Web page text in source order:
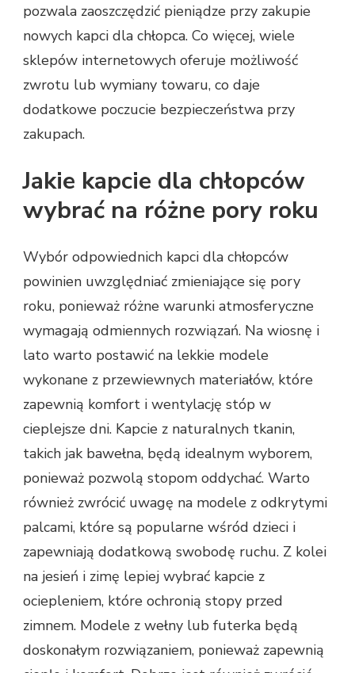
pozwala zaoszczędzić pieniądze przy zakupie
nowych kapci dla chłopca. Co więcej, wiele
sklepów internetowych oferuje możliwość
zwrotu lub wymiany towaru, co daje
dodatkowe poczucie bezpieczeństwa przy
zakupach.
Jakie kapcie dla chłopców
wybrać na różne pory roku
Wybór odpowiednich kapci dla chłopców
powinien uwzględniać zmieniające się pory
roku, ponieważ różne warunki atmosferyczne
wymagają odmiennych rozwiązań. Na wiosnę i
lato warto postawić na lekkie modele
wykonane z przewiewnych materiałów, które
zapewnią komfort i wentylację stóp w
cieplejsze dni. Kapcie z naturalnych tkanin,
takich jak bawełna, będą idealnym wyborem,
ponieważ pozwolą stopom oddychać. Warto
również zwrócić uwagę na modele z odkrytymi
palcami, które są popularne wśród dzieci i
zapewniają dodatkową swobodę ruchu. Z kolei
na jesień i zimę lepiej wybrać kapcie z
ociepleniem, które ochronią stopy przed
zimnem. Modele z wełny lub futerka będą
doskonałym rozwiązaniem, ponieważ zapewnią